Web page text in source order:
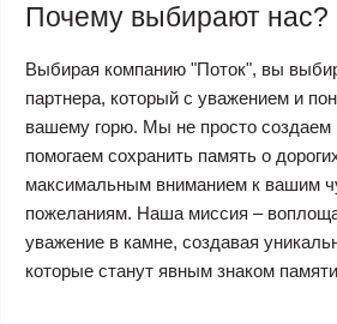
Почему выбирают нас?
Выбирая компанию "Поток", вы
партнера, который с уважением и
вашему горю. Мы не просто создаем
помогаем сохранить память о
максимальным вниманием к вашим
пожеланиям. Наша миссия –
уважение в камне, создавая
которые станут явным знаком